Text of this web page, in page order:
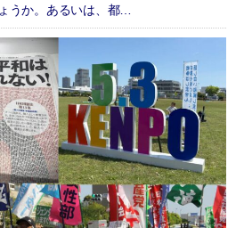
うか。あるいは、都…